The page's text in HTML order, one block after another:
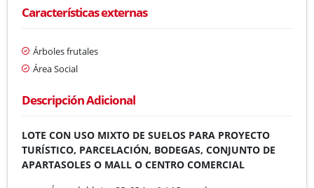
Características externas
Árboles frutales
Área Social
Descripción Adicional
LOTE CON USO MIXTO DE SUELOS PARA PROYECTO
TURÍSTICO, PARCELACIÓN, BODEGAS, CONJUNTO DE
APARTASOLES O MALL O CENTRO COMERCIAL